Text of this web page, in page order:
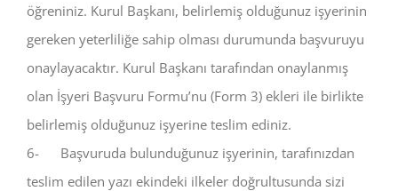
öğreniniz. Kurul Başkanı, belirlemiş olduğunuz işyerinin
gereken yeterliliğe sahip olması durumunda başvuruyu
onaylayacaktır. Kurul Başkanı tarafından onaylanmış
olan İşyeri Başvuru Formu’nu (Form 3) ekleri ile birlikte
belirlemiş olduğunuz işyerine teslim ediniz.
6- Başvuruda bulunduğunuz işyerinin, tarafınızdan
teslim edilen yazı ekindeki ilkeler doğrultusunda sizi